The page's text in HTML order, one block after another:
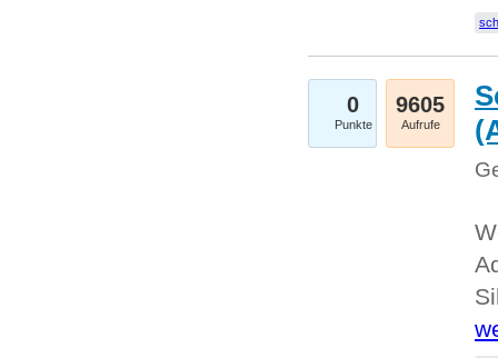
0
Punkte
9605
Aufrufe